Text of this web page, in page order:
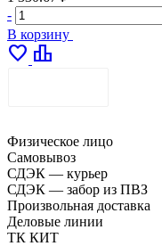
-
В корзину
favorite leaderboard
Физическое лицо
Самовывоз
СДЭК — курьер
СДЭК — забор из ПВЗ
Произвольная доставка
Деловые линии
ТК КИТ